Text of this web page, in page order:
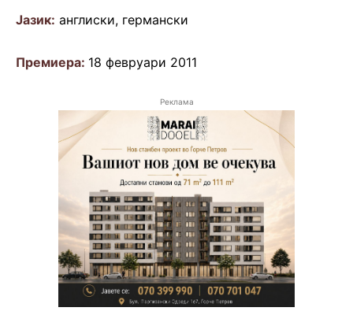
Јазик: англиски, германски
Премиера: 18 февруари 2011
Реклама